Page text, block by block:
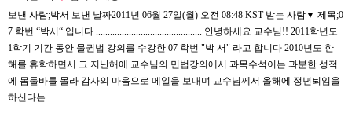
보낸 사람;박서 보낸 날짜2011년 06월 27일(월) 오전 08:48 KST 받는 사람▼ 제목;0
7 학번 “박서“ 입니다 ............................................. 안녕하세요 교수님!! 2011학년도
1학기 기간 동안 물권법 강의를 수강한 07 학번 "박 서" 라고 합니다 2010년도 한
해를 휴학하면서 그 지난해에 교수님의 민법강의에서 과목수석이는 과분한 성적
에 몸둘바를 몰라 감사의 마음으로 메일을 보내며 교수님께서 올해에 정년퇴임을
하신다는…